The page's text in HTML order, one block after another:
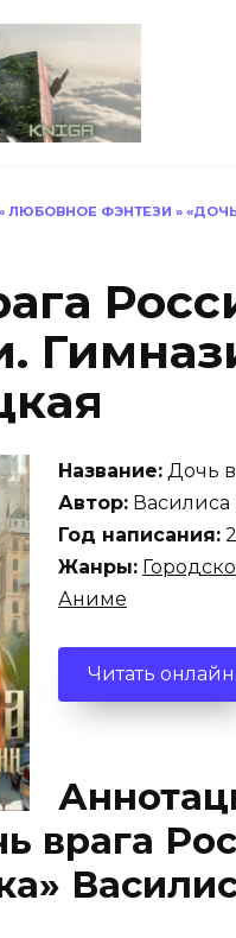
ЛЮБОВНОЕ ФЭНТЕЗИ »
Название: Дочь
Автор:
Год написания:
Жанры:
Аниме
Читать онлайн
врага